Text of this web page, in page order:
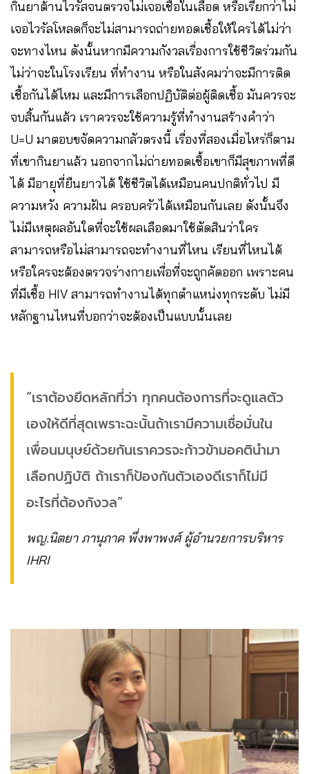
กินยาต้านไวรัสจนตรวจไม่เจอเชื้อในเลือด หรือเรียกว่าไม่
เจอไวรัลโหลดก็จะไม่สามารถถ่ายทอดเชื้อให้ใครได้ไม่ว่า
จะทางไหน ดังนั้นหากมีความกังวลเรื่องการใช้ชีวิตร่วมกัน
ไม่ว่าจะในโรงเรียน ที่ทำงาน หรือในสังคมว่าจะมีการติด
เชื้อกันได้ไหม และมีการเลือกปฏิบัติต่อผู้ติดเชื้อ มันควรจะ
จบสิ้นกันแล้ว เราควรจะใช้ความรู้ที่ทำงานสร้างคำว่า
U=U มาตอบขจัดความกลัวตรงนี้ เรื่องที่สองเมื่อไหร่ก็ตาม
ที่เขากินยาแล้ว นอกจากไม่ถ่ายทอดเชื้อเขาก็มีสุขภาพที่ดี
ได้ มีอายุที่ยืนยาวได้ ใช้ชีวิตได้เหมือนคนปกติทั่วไป มี
ความหวัง ความฝัน ครอบครัวได้เหมือนกันเลย ดังนั้นจึง
ไม่มีเหตุผลอันใดที่จะใช้ผลเลือดมาใช้ตัดสินว่าใคร
สามารถหรือไม่สามารถจะทำงานที่ไหน เรียนที่ไหนได้
หรือใครจะต้องตรวจร่างกายเพื่อที่จะถูกคัดออก เพราะคน
ที่มีเชื้อ HIV สามารถทำงานได้ทุกตำแหน่งทุกระดับ ไม่มี
หลักฐานไหนที่บอกว่าจะต้องเป็นแบบนั้นเลย
“เราต้องยึดหลักที่ว่า ทุกคนต้องการที่จะดูแลตัว
เองให้ดีที่สุดเพราะฉะนั้นถ้าเรามีความเชื่อมั่นใน
เพื่อนมนุษย์ด้วยกันเราควรจะก้าวข้ามอคตินำมา
เลือกปฏิบัติ ถ้าเราก็ป้องกันตัวเองดีเราก็ไม่มี
อะไรที่ต้องกังวล”
พญ.นิตยา ภานุภาค พึ่งพาพงศ์ ผู้อำนวยการบริหาร
IHRI